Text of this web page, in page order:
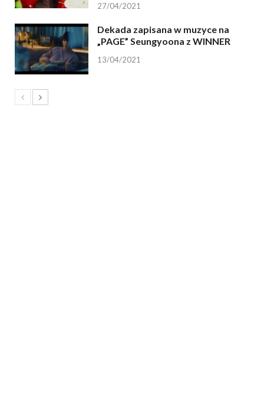
27/04/2021
Dekada zapisana w muzyce na
„PAGE” Seungyoona z WINNER
13/04/2021